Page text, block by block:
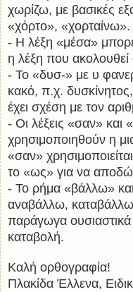
χωρίζω, με βασικές
«χόρτο», «χορταίνω».
- Η λέξη «μέσα»
η λέξη που ακολουθεί
- Το «δυσ-» με υ
κακό, π.χ.
έχει σχέση με τον
- Οι λέξεις «σαν»
χρησιμοποιηθούν η
«σαν»
το «ως» για να
- Το ρήμα «βάλλω»
αναβάλλω,
παράγωγα
καταβολή.
Καλή ορθογραφία!
Πλακίδα Έλλενα,